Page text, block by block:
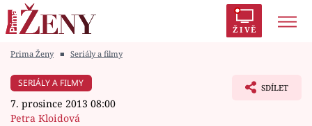
ŽIVĚ
Módní alarm
Prima Ženy ■ Seriály a filmy
SERIÁLY A FILMY
7. prosince 2013 08:00
Petra Kloidová
SDÍLET